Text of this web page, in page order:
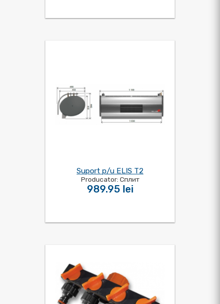
Suport p/u ELIS T2
Producator: Сплит
989.95 lei